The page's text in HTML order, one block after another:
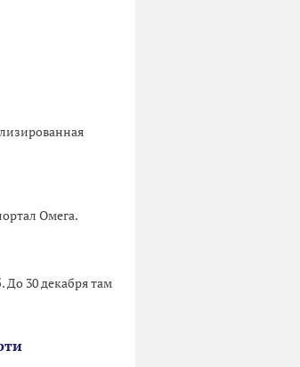
Омега.
До 30 декабря там